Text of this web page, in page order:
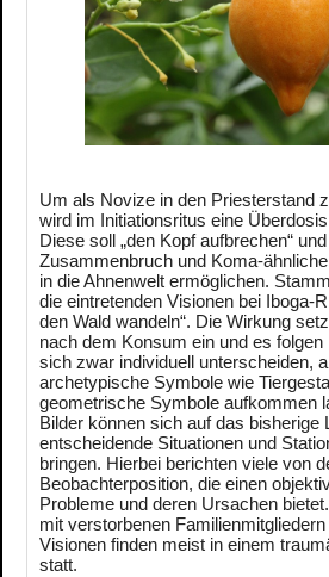
Um als Novize in den Priesterstand
wird im Initiationsritus eine
Diese soll „den Kopf aufbrechen“
Zusammenbruch und Koma-
in die Ahnenwelt ermöglichen.
die eintretenden Visionen bei Iboga-
den Wald wandeln“. Die Wirkung
nach dem Konsum ein und es folgen
sich zwar individuell unterscheiden,
archetypische Symbole wie
geometrische Symbole aufkommen
Bilder können sich auf das bisherige
entscheidende Situationen und
bringen. Hierbei berichten viele von
Beobachterposition, die einen
Probleme und deren Ursachen
mit verstorbenen
Visionen finden meist in einem
statt.